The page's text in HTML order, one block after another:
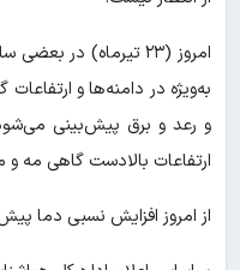
امروز (۲۳ تیرماه) در
به‌ویژه در دامنه‌ها و
و رعد و برق پیش‌بینی
ارتفاعات بالادست گاهی مه
از امروز افزایش نسبی دما